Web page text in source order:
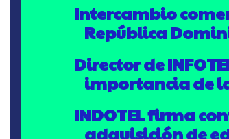
Intercambio
República
Director de
importancia de
INDOTEL firma
adquisición de